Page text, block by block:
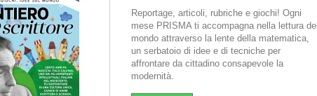
Reportage, articoli, rubriche e giochi! Ogni
mese PRISMA ti accompagna nella lettura del
mondo attraverso la lente della matematica,
un serbatoio di idee e di tecniche per
affrontare da cittadino consapevole la
modernità.